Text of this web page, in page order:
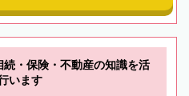
続・保険・不動産の知識を活
います